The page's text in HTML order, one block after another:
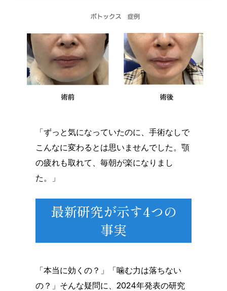
「ずっと気になっていたのに、手術なしで
こんなに変わるとは思いませんでした。顎
の疲れも取れて、毎朝が楽になりまし
た。」
最新研究が示す4つの
事実
「本当に効くの？」「噛む力は落ちない
の？」そんな疑問に、2024年発表の研究